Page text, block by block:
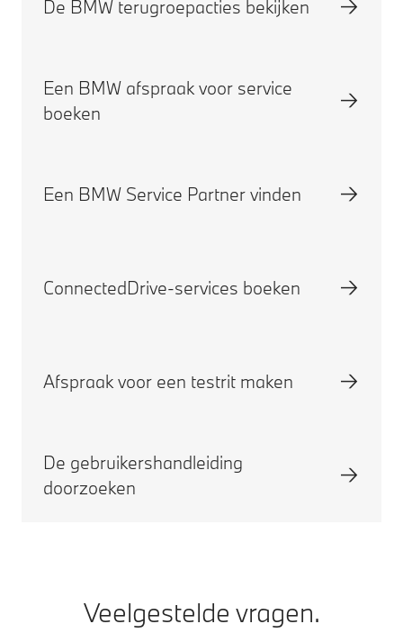
De BMW terugroepacties bekijken
Een BMW afspraak voor service
boeken
Een BMW Service Partner vinden
ConnectedDrive-services boeken
Afspraak voor een testrit maken
De gebruikershandleiding
doorzoeken
Veelgestelde vragen.